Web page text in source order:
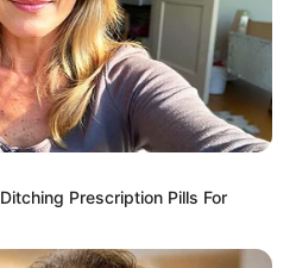
Prescription Pills For